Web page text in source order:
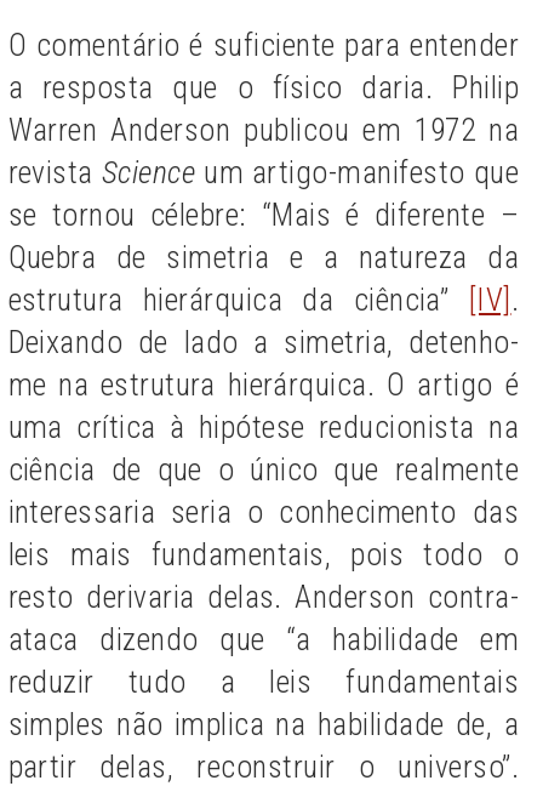
O comentário é suficiente para entender
a resposta que o físico daria. Philip
Warren Anderson publicou em 1972 na
revista Science um artigo-manifesto que
se tornou célebre: “Mais é diferente –
Quebra de simetria e a natureza da
estrutura hierárquica da ciência”
[IV] .
Deixando de lado a simetria, detenho-
me na estrutura hierárquica. O artigo é
uma crítica à hipótese reducionista na
ciência de que o único que realmente
interessaria seria o conhecimento das
leis mais fundamentais, pois todo o
resto derivaria delas. Anderson contra-
ataca dizendo que “a habilidade em
reduzir tudo a leis fundamentais
simples não implica na habilidade de, a
partir delas, reconstruir o universo”.